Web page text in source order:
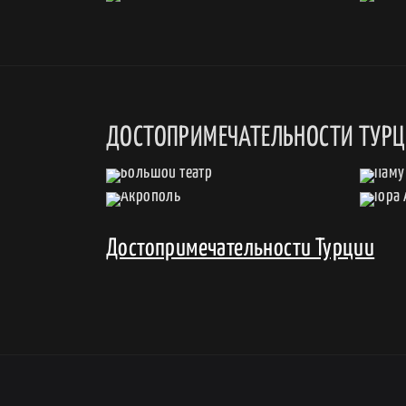
ДОСТОПРИМЕЧАТЕЛЬНОСТИ
Достопримечательности Турции